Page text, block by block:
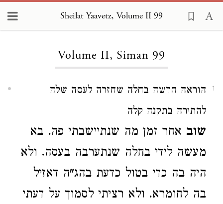
Sheilat Yaavetz, Volume II 99
Volume II, Siman 99
1
הוראה חדשה בחלה שחזרה לעסה שלה
להתירה בתקנה קלה
שוב אחר זמן מה שנתיישבתי פה. בא
מעשה לידי בחלה שנתערבה בעסה. ולא
היה בה כדי בטול כדעת בהג"ה דאזיל
בה לחומרא. ולא רציתי לסמוך על דעתי